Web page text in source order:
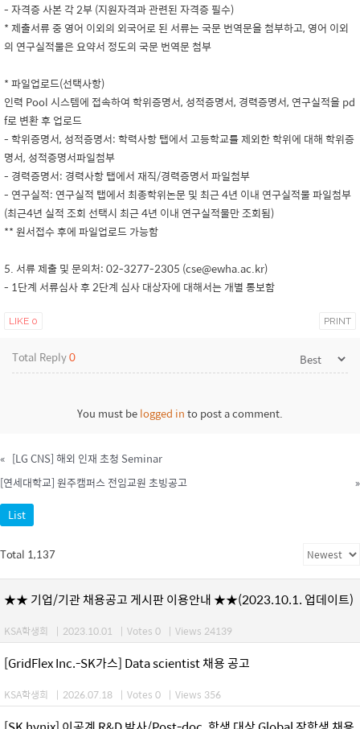
- 자격증 사본 각 2부 (지원자격과 관련된 자격증 필수)
* 제출서류 중 영어 이외의 외국어로 된 서류는 국문 번역문을 첨부하고, 영어 이외
의 연구실적물은 요약서 정도의 국문 번역문 첨부
* 파일업로드(선택사항)
인력 Pool 시스템에 접속하여 학위증명서, 성적증명서, 경력증명서, 연구실적을 pd
f로 변환 후 업로드
- 학위증명서, 성적증명서: 학력사항 탭에서 고등학교를 제외한 학위에 대해 학위증
명서, 성적증명서파일첨부
- 경력증명서: 경력사항 탭에서 재직/경력증명서 파일첨부
- 연구실적: 연구실적 탭에서 최종학위논문 및 최근 4년 이내 연구실적물 파일첨부
(최근4년 실적 조회 선택시 최근 4년 이내 연구실적물만 조회됨)
** 원서접수 후에 파일업로드 가능함
5. 서류 제출 및 문의처: 02-3277-2305 (cse@ewha.ac.kr)
- 1단계 서류심사 후 2단계 심사 대상자에 대해서는 개별 통보함
LIKE 0 PRINT
Total Reply0
You must belogged into post a comment.
« [LG CNS] 해외 인재 초청 Seminar
[연세대학교] 원주캠퍼스 전임교원 초빙공고
»
List
Total 1,137
★★ 기업/기관 채용공고 게시판 이용안내 ★★(2023.10.1. 업데이트)
KSA학생회 | 2023.10.01 | Votes 0 | Views 24139
[GridFlex Inc.-SK가스] Data scientist 채용 공고
KSA학생회 | 2026.07.18 | Votes 0 | Views 356